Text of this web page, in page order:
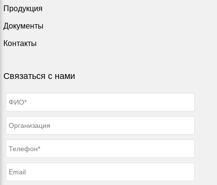
Продукция
Документы
Контакты
Связаться с нами